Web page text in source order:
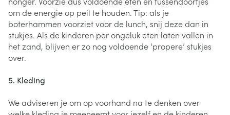
om de energie op peil te houden. Tip: als je
boterhammen voorziet voor de lunch, snij deze dan in
stukjes. Als de kinderen per ongeluk eten laten vallen in
het zand, blijven er zo nog voldoende ‘propere’ stukjes
over.
5. Kleding
We adviseren je om op voorhand na te denken over